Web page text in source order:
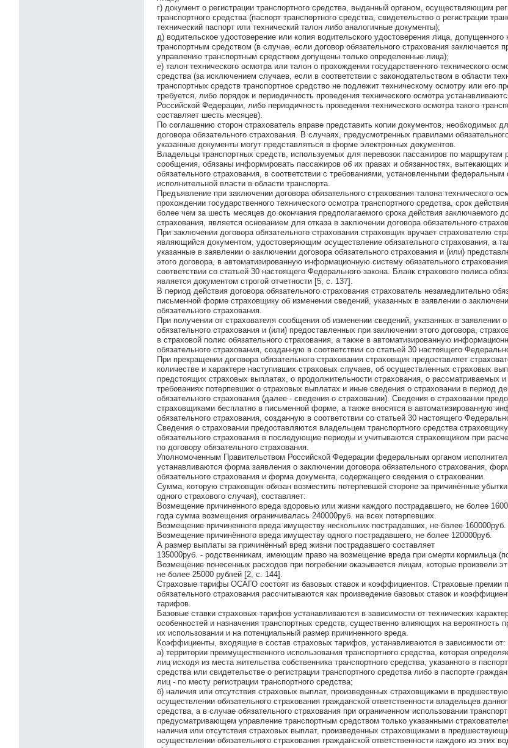
г) документ о регистрации транспортного средства, выданный органом, осуществляющим
транспортного средства (паспорт транспортного средства, свидетельство о регистрации
технический паспорт или технический талон либо аналогичные документы);
д) водительское удостоверение или копия водительского удостоверения лица, допущенного
транспортным средством (в случае, если договор обязательного страхования заключается
управлению транспортным средством допущены только определенные лица);
е) талон технического осмотра или талон о прохождении государственного технического
средства (за исключением случаев, если в соответствии с законодательством в области
транспортных средств транспортное средство не подлежит техническому осмотру или его
требуется, либо порядок и периодичность проведения технического осмотра
Российской Федерации, либо периодичность проведения технического осмотра такого
составляет шесть месяцев).
По соглашению сторон страхователь вправе представить копии документов, необходимых
договора обязательного страхования. В случаях, предусмотренных правилами
указанные документы могут представляться в форме электронных документов.
Владельцы транспортных средств, используемых для перевозок пассажиров по маршрутам
сообщения, обязаны информировать пассажиров об их правах и обязанностях, вытекающих
обязательного страхования, в соответствии с требованиями, установленными федеральным
исполнительной власти в области транспорта.
Предъявление при заключении договора обязательного страхования талона технического
прохождении государственного технического осмотра транспортного средства, срок
более чем за шесть месяцев до окончания предполагаемого срока действия заключаемого
страхования, является основанием для отказа в заключении договора обязательного
При заключении договора обязательного страхования страховщик вручает страхователю
являющийся документом, удостоверяющим осуществление обязательного страхования, а
указанные в заявлении о заключении договора обязательного страхования и (или)
этого договора, в автоматизированную информационную систему обязательного
соответствии со статьей 30 настоящего Федерального закона. Бланк страхового полиса
является документом строгой отчетности [5, с. 137].
В период действия договора обязательного страхования страхователь незамедлительно
письменной форме страховщику об изменении сведений, указанных в заявлении о
обязательного страхования.
При получении от страхователя сообщения об изменении сведений, указанных в заявлении
обязательного страхования и (или) предоставленных при заключении этого договора,
в страховой полис обязательного страхования, а также в автоматизированную
обязательного страхования, созданную в соответствии со статьей 30 настоящего
При прекращении договора обязательного страхования страховщик предоставляет
количестве и характере наступивших страховых случаев, об осуществленных страховых
предстоящих страховых выплатах, о продолжительности страхования, о рассматриваемых и
требованиях потерпевших о страховых выплатах и иные сведения о страховании в период
обязательного страхования (далее - сведения о страховании). Сведения о страховании
страховщиками бесплатно в письменной форме, а также вносятся в автоматизированную
обязательного страхования, созданную в соответствии со статьей 30 настоящего
Сведения о страховании предоставляются владельцем транспортного средства
обязательного страхования в последующие периоды и учитываются страховщиком при
по договору обязательного страхования.
Уполномоченным Правительством Российской Федерации федеральным органом
устанавливаются форма заявления о заключении договора обязательного страхования,
обязательного страхования и форма документа, содержащего сведения о страховании.
Сумма, которую страховщик обязан возместить потерпевшей стороне за причинённые
одного страхового случая), составляет:
Возмещение причиненного вреда здоровью или жизни каждого пострадавшего, не более
года сумма возмещения ограничивалась 240000руб. на всех потерпевших.
Возмещение причиненного вреда имуществу нескольких пострадавших, не более 160000руб.
Возмещение причинённого вреда имуществу одного пострадавшего, не более 120000руб.
А размер выплаты за причинённый вред жизни пострадавшего составляет
135000руб. - родственникам, имеющим право на возмещение вреда при смерти кормильца
Возмещение понесенных расходов при погребении оказывается лицам, которые произвели
не более 25000 рублей [2, с. 144].
Страховые тарифы ОСАГО состоят из базовых ставок и коэффициентов. Страховые премии
обязательного страхования рассчитываются как произведение базовых ставок и
тарифов.
Базовые ставки страховых тарифов устанавливаются в зависимости от технических
особенностей и назначения транспортных средств, существенно влияющих на вероятность
их использовании и на потенциальный размер причиненного вреда.
Коэффициенты, входящие в состав страховых тарифов, устанавливаются в зависимости от:
а) территории преимущественного использования транспортного средства, которая
лиц исходя из места жительства собственника транспортного средства, указанного в
средства или свидетельстве о регистрации транспортного средства либо в паспорте
лиц - по месту регистрации транспортного средства;
б) наличия или отсутствия страховых выплат, произведенных страховщиками в
осуществлении обязательного страхования гражданской ответственности владельцев
средства, а в случае обязательного страхования при ограниченном использовании
предусматривающем управление транспортным средством только указанными
наличия или отсутствия страховых выплат, произведенных страховщиками в
осуществлении обязательного страхования гражданской ответственности каждого из этих